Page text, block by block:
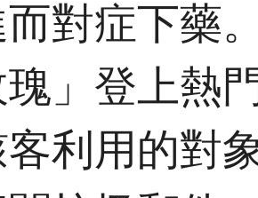
對症下藥
」登上熱
客利用的對